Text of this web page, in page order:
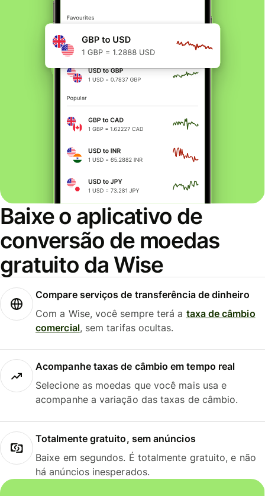
Baixe o aplicativo de
conversão de moedas
gratuito da Wise
Compare serviços de transferência de dinheiro
Com a Wise, você sempre terá a taxa de câmbio
comercial, sem tarifas ocultas.
Acompanhe taxas de câmbio em tempo real
Selecione as moedas que você mais usa e
acompanhe a variação das taxas de câmbio.
Totalmente gratuito, sem anúncios
Baixe em segundos. É totalmente gratuito, e não
há anúncios inesperados.